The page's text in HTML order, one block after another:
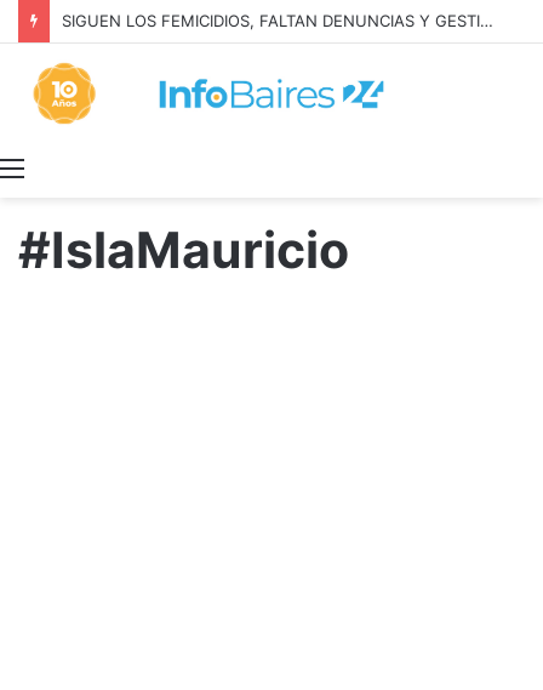
SIGUEN LOS FEMICIDIOS, FALTAN DENUNCIAS Y GESTION: MILEI NIEGA LA REALIDAD
#IslaMauricio